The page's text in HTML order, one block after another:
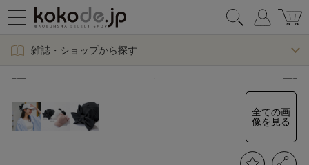
雑誌・ショップから探す
全ての画
像を見る